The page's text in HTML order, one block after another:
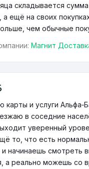
складывается
а ещё на своих
чем обычные
Магнит
карты и услуги
в соседние
уверенный
то, что есть
начинаешь смотреть
а реально можешь со